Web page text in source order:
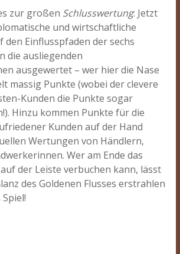
zur großen Schlusswertung: Jetzt
und wirtschaftliche
den Einflusspfaden der sechs
die ausliegenden
ausgewertet – wer hier die Nase
massig Punkte (wobei der clevere
Kunden die Punkte sogar
Hinzu kommen Punkte für die
Kunden auf der Hand
Wertungen von Händlern,
Wer am Ende das
der Leiste verbuchen kann, lässt
des Goldenen Flusses erstrahlen